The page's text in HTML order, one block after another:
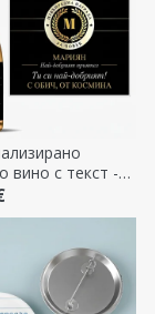
вино с текст -